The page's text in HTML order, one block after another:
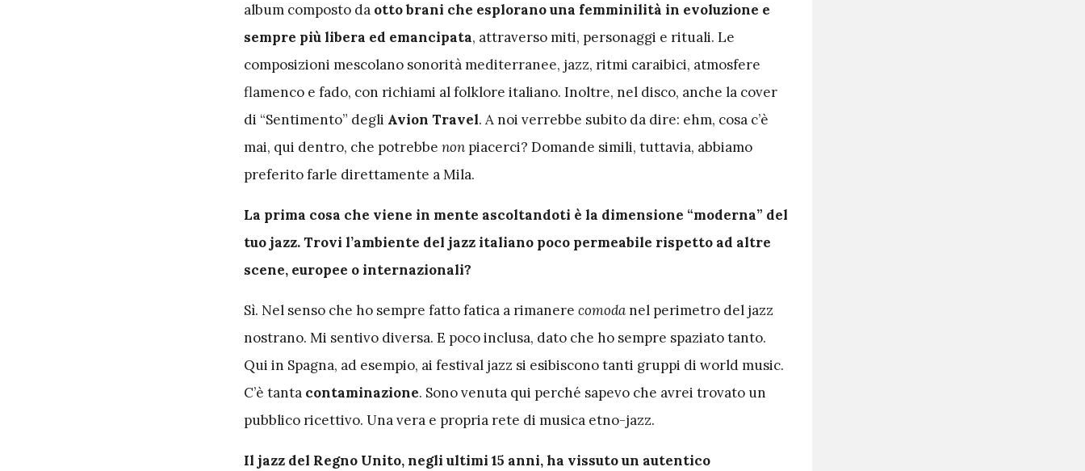
album composto da otto brani che esploranouna femminilità in evoluzione e
sempre più libera ed emancipata, attraverso miti, personaggi e rituali. Le
composizioni mescolano sonorità mediterranee, jazz, ritmi caraibici, atmosfere
flamenco e fado, con richiami al folklore italiano. Inoltre, nel disco, anche la cover
di “Sentimento” degli Avion Travel. A noi verrebbe subito da dire: ehm, cosa c’è
mai, qui dentro, che potrebbe non piacerci? Domande simili, tuttavia, abbiamo
preferito farle direttamente a Mila.
La prima cosa che viene in mente ascoltandoti è la dimensione “moderna” del
tuo jazz. Trovi l’ambiente del jazz italiano poco permeabile rispetto ad altre
scene, europee o internazionali?
Sì. Nel senso che ho sempre fatto fatica a rimanere comodanel perimetro del jazz
nostrano. Mi sentivo diversa. E poco inclusa, dato che ho sempre spaziato tanto.
Qui in Spagna, ad esempio, ai festival jazz si esibiscono tanti gruppi di world music.
C’è tanta contaminazione. Sono venuta qui perché sapevo che avrei trovato un
pubblico ricettivo. Una vera e propria rete di musica etno-jazz.
Il jazz del Regno Unito, negli ultimi 15 anni, ha vissuto un autentico